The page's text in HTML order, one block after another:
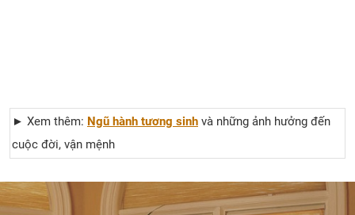
► Xem thêm: Ngũ hành tương sinh và những ảnh hưởng đến
cuộc đời, vận mệnh